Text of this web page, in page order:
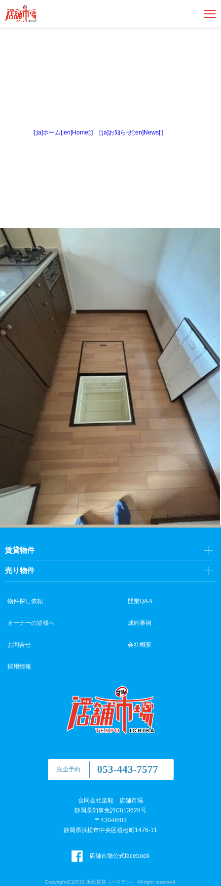
[:ja]ホーム[:en]Home[:] [:ja]お知らせ[:en]News[:]
完全予約 053-443-7577
合同会社楽毅 店舗市場
静岡県知事免許(3)13628号
〒430-0803
静岡県浜松市中央区植松町1476-11
店舗市場公式facebook
賃貸物件
売り物件
物件探し依頼 開業Q&A
オーナーの皆様へ 成約事例
お問合せ 会社概要
採用情報
Copyright(C)2012 浜松賃貸（ハマチン） All right reserved.